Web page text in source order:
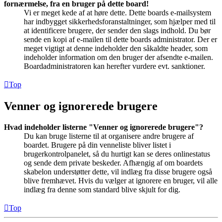
fornærmelse, fra en bruger på dette board!
Vi er meget kede af at høre dette. Dette boards e-mailsystem
har indbygget sikkerhedsforanstaltninger, som hjælper med til
at identificere brugere, der sender den slags indhold. Du bør
sende en kopi af e-mailen til dette boards administrator. Der er
meget vigtigt at denne indeholder den såkaldte header, som
indeholder information om den bruger der afsendte e-mailen.
Boardadministratoren kan herefter vurdere evt. sanktioner.
Top
Venner og ignorerede brugere
Hvad indeholder listerne "Venner og ignorerede brugere"?
Du kan bruge listerne til at organisere andre brugere af
boardet. Brugere på din venneliste bliver listet i
brugerkontrolpanelet, så du hurtigt kan se deres onlinestatus
og sende dem private beskeder. Afhængig af om boardets
skabelon understøtter dette, vil indlæg fra disse brugere også
blive fremhævet. Hvis du vælger at ignorere en bruger, vil alle
indlæg fra denne som standard blive skjult for dig.
Top